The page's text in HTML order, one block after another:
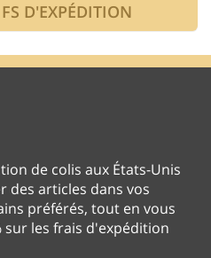
de colis aux États-Unis
des articles dans vos
préférés, tout en vous
sur les frais d'expédition